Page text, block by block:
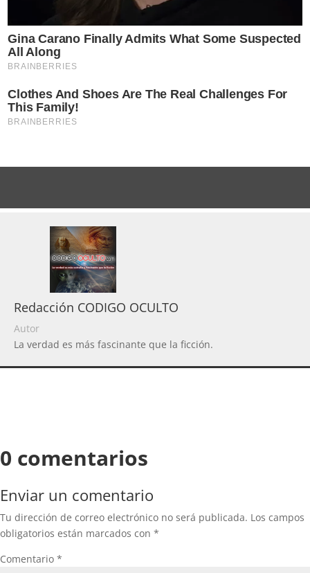
Redacción CODIGO OCULTO
Autor
La verdad es más fascinante que la ficción.
0 comentarios
Enviar un comentario
Tu dirección de correo electrónico no será publicada. Los campos
obligatorios están marcados con *
Comentario *